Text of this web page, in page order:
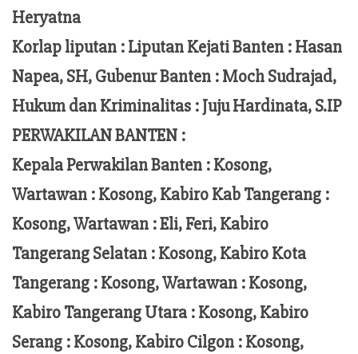
Heryatna
Korlap liputan :Liputan Kejati Banten : Hasan
Napea, SH,Gubenur Banten : MochSudrajad,
Hukum dan Kriminalitas :Juju Hardinata, S.IP
PERWAKILAN BANTEN :
Kepala Perwakilan Banten : Kosong,
Wartawan : Kosong, Kabiro Kab Tangerang :
Kosong,Wartawan :Eli, Feri, Kabiro
Tangerang Selatan : Kosong, Kabiro Kota
Tangerang :Kosong, Wartawan : Kosong,
Kabiro Tangerang Utara : Kosong, Kabiro
Serang : Kosong, Kabiro Cilgon : Kosong,